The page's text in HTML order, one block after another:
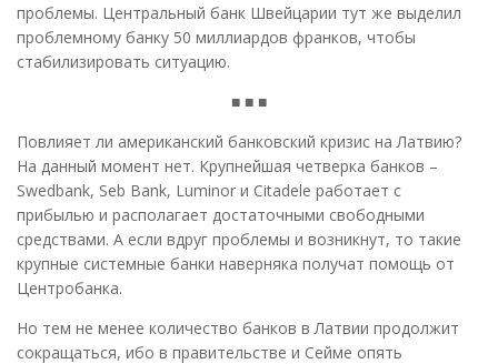
проблемы. Центральный банк Швейцарии тут же выделил
проблемному банку 50 миллиардов франков, чтобы
стабилизировать ситуацию.
■ ■ ■
Повлияет ли американский банковский кризис на Латвию?
На данный момент нет. Крупнейшая четверка банков –
Swedbank, Seb Bank, Luminor и Citadele работает с
прибылью и располагает достаточными свободными
средствами. А если вдруг проблемы и возникнут, то такие
крупные системные банки наверняка получат помощь от
Центробанка.
Но тем не менее количество банков в Латвии продолжит
сокращаться, ибо в правительстве и Сейме опять